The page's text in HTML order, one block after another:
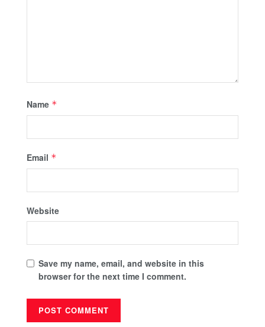
Name *
Email *
Website
Save my name, email, and website in this
browser for the next time I comment.